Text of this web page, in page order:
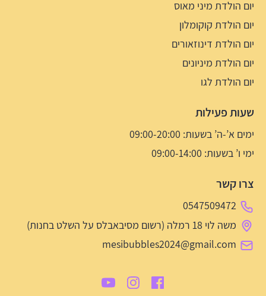
יום הולדת מיני מאוס
יום הולדת קוקומלון
יום הולדת דינוזאורים
יום הולדת מיניונים
יום הולדת לגו
שעות פעילות
ימים א’-ה’ בשעות: 09:00-20:00
ימי ו’ בשעות: 09:00-14:00
צרו קשר
0547509472
משה לוי 18 רמלה (רשום מסיבאבלס על השלט בחנות)
mesibubbles2024@gmail.com